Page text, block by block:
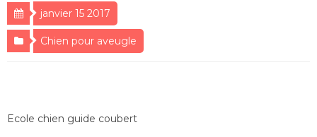
janvier 15 2017
Chien pour aveugle
Ecole chien guide coubert